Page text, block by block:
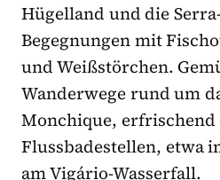
Hügelland und die
Begegnungen mit
und Weißstörchen.
Wanderwege rund um
Monchique, erfrischend
Flussbadestellen, etwa
am Vigário-Wasserfall.